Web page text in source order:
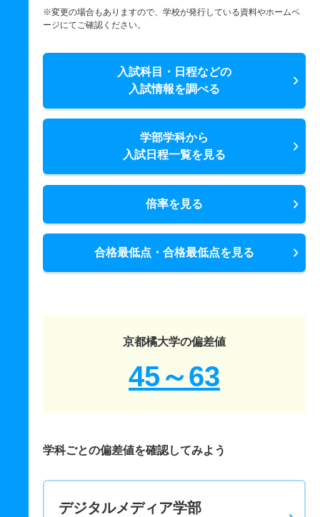
※変更の場合もありますので、学校が発行している資料やホームペ
ージにてご確認ください。
入試科目・日程などの
入試情報を調べる
学部学科から
入試日程一覧を見る
倍率を見る
合格最低点・合格最低点を見る
京都橘大学の偏差値
45～63
学科ごとの偏差値を確認してみよう
デジタルメディア学部